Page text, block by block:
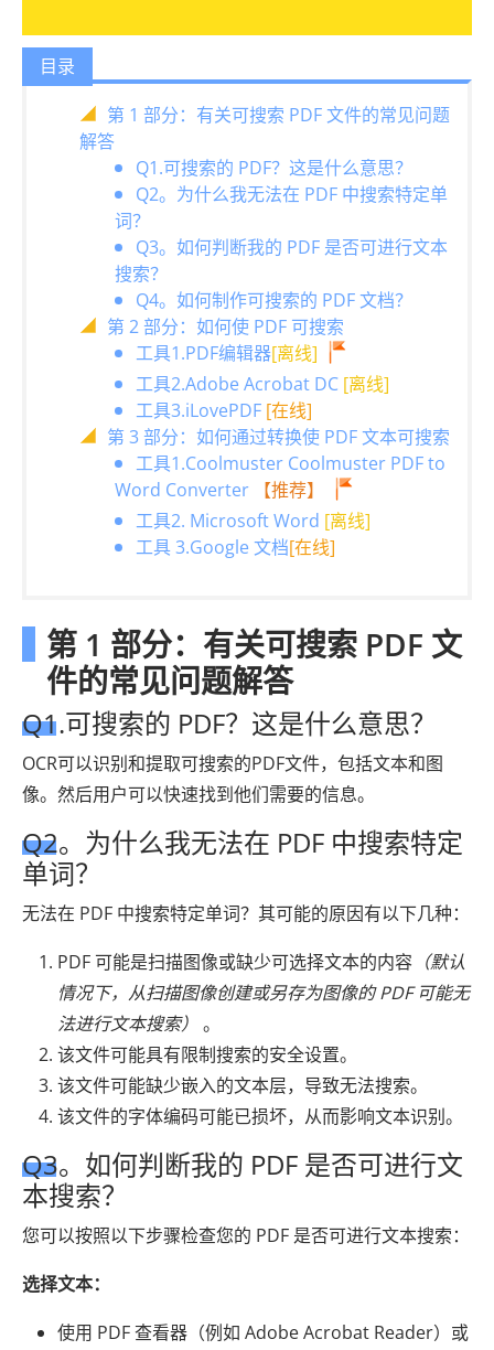
目录
第 1 部分：有关可搜索 PDF 文件的常见问题
解答
Q1.可搜索的 PDF？这是什么意思？
Q2。为什么我无法在 PDF 中搜索特定单
词？
Q3。如何判断我的 PDF 是否可进行文本
搜索？
Q4。如何制作可搜索的 PDF 文档？
第 2 部分：如何使 PDF 可搜索
工具1.PDF编辑器[离线]
工具2.Adobe Acrobat DC [离线]
工具3.iLovePDF [在线]
第 3 部分：如何通过转换使 PDF 文本可搜索
工具1.Coolmuster Coolmuster PDF to
Word Converter
【推荐】
工具2. Microsoft Word [离线]
工具 3.Google 文档[在线]
第 1 部分：有关可搜索 PDF 文
件的常见问题解答
Q1.可搜索的 PDF？这是什么意思？
OCR可以识别和提取可搜索的PDF文件，包括文本和图
像。然后用户可以快速找到他们需要的信息。
Q2。为什么我无法在 PDF 中搜索特定
单词？
无法在 PDF 中搜索特定单词？其可能的原因有以下几种：
PDF 可能是扫描图像或缺少可选择文本的内容 （默认
情况下，从扫描图像创建或另存为图像的 PDF 可能无
法进行文本搜索） 。
该文件可能具有限制搜索的安全设置。
该文件可能缺少嵌入的文本层，导致无法搜索。
该文件的字体编码可能已损坏，从而影响文本识别。
Q3。如何判断我的 PDF 是否可进行文
本搜索？
您可以按照以下步骤检查您的 PDF 是否可进行文本搜索：
选择文本：
使用 PDF 查看器（例如 Adob​​e Acrobat Reader）或